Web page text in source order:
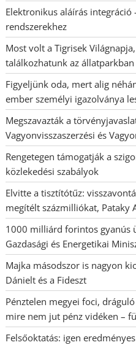
Elektronikus aláírás integráció
rendszerekhez
Most volt a Tigrisek
találkozhatunk az állatparkban
Figyeljünk oda, mert alig
ember személyi igazolványa
Megszavazták a
Vagyonvisszaszerzési és
Rengetegen támogatják a
közlekedési szabályok
Elvitte a tisztítótűz:
megítélt százmilliókat, Pataky
1000 milliárd forintos gyanús
Gazdasági és Energetikai
Majka másodszor is nagyon
Dánielt és a Fideszt
Pénztelen megyei foci,
mire nem jut pénz vidéken –
Felsőoktatás: igen